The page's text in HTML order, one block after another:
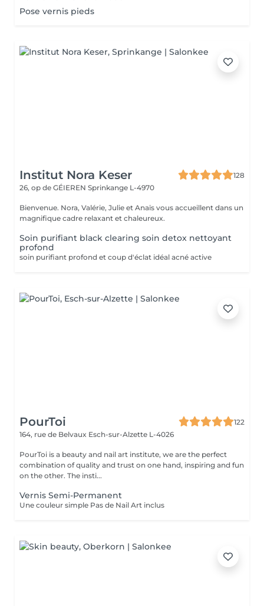
Pose vernis pieds
Institut Nora Keser
128
26, op de GÉIEREN Sprinkange L-4970
Bienvenue. Nora, Valérie, Julie et Anaïs vous accueillent dans un
magnifique cadre relaxant et chaleureux.
Soin purifiant black clearing soin detox nettoyant
profond
soin purifiant profond et coup d'éclat idéal acné active
PourToi
122
164, rue de Belvaux Esch-sur-Alzette L-4026
PourToi is a beauty and nail art institute, we are the perfect
combination of quality and trust on one hand, inspiring and fun
on the other. The insti...
Vernis Semi-Permanent
Une couleur simple Pas de Nail Art inclus